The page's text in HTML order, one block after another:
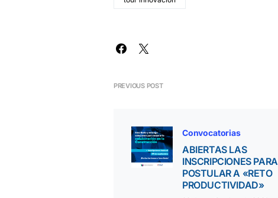
PREVIOUS POST
Convocatorias
ABIERTAS LAS
INSCRIPCIONES PARA
POSTULAR A «RETO
PRODUCTIVIDAD»